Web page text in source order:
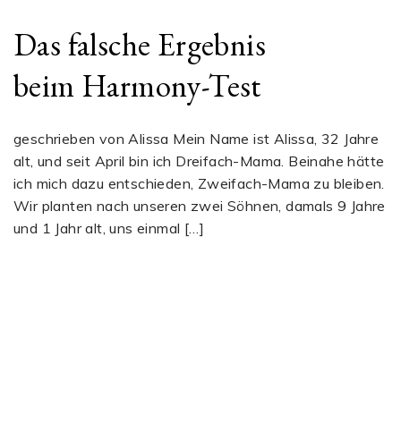
Das falsche Ergebnis
beim Harmony-Test
geschrieben von Alissa Mein Name ist Alissa, 32 Jahre
alt, und seit April bin ich Dreifach-Mama. Beinahe hätte
ich mich dazu entschieden, Zweifach-Mama zu bleiben.
Wir planten nach unseren zwei Söhnen, damals 9 Jahre
und 1 Jahr alt, uns einmal […]